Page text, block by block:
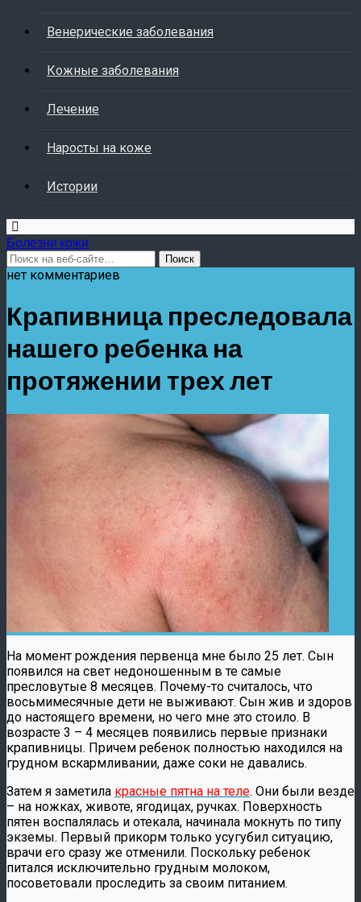
Венерические заболевания
Кожные заболевания
Лечение
Наросты на коже
Истории
Болезни кожи
нет комментариев
Крапивница преследовала
нашего ребенка на
протяжении трех лет
На момент рождения первенца мне было 25 лет. Сын
появился на свет недоношенным в те самые
пресловутые 8 месяцев. Почему-то считалось, что
восьмимесячные дети не выживают. Сын жив и здоров
до настоящего времени, но чего мне это стоило. В
возрасте 3 – 4 месяцев появились первые признаки
крапивницы. Причем ребенок полностью находился на
грудном вскармливании, даже соки не давались.
Затем я заметила красные пятна на теле. Они были везде
– на ножках, животе, ягодицах, ручках. Поверхность
пятен воспалялась и отекала, начинала мокнуть по типу
экземы. Первый прикорм только усугубил ситуацию,
врачи его сразу же отменили. Поскольку ребенок
питался исключительно грудным молоком,
посоветовали проследить за своим питанием.